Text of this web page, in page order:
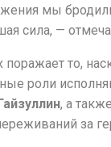
мы
сила, —
поражает то,
роли
, а
за